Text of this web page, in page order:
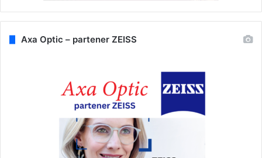
Axa Optic – partener ZEISS